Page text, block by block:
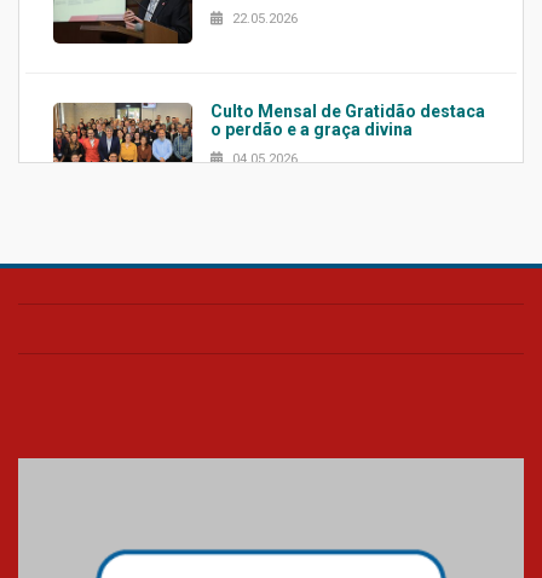
22.05.2026
Culto Mensal de Gratidão destaca
o perdão e a graça divina
04.05.2026
Confira como foi o culto mensal